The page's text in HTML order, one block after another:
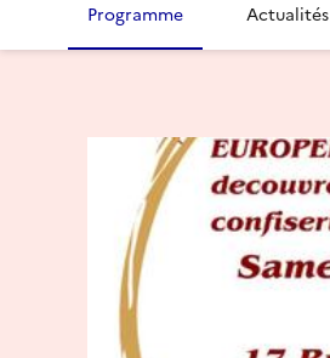
Programme Actualités